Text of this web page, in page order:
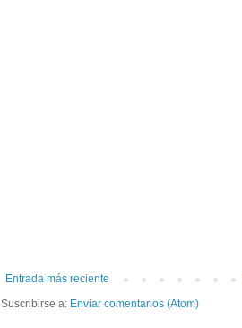
Entrada más reciente
Suscribirse a: Enviar comentarios (Atom)